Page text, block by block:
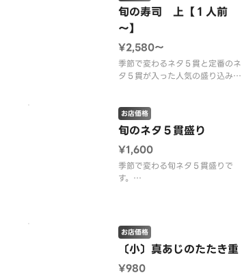
※画像はイメージです。
旬の寿司 上【１人前
～】
¥2,580〜
季節で変わるネタ５貫と定番のネ
タ５貫が入った人気の盛り込み。
も大変美味しくお召し上がりいた
だけます。
【内容】旬のネタ５貫（のどぐ
ろ・ノルウェーサーモン・赤い
か・真あじ・三陸産生たこ）・ま
旬のネタ５貫盛り
お店価格
¥1,600
季節で変わる旬ネタ５貫盛りで
す。
生たこ
※使い切り容器でお届けいたしま
す。
〔小〕真あじのたたき重
お店価格
¥980